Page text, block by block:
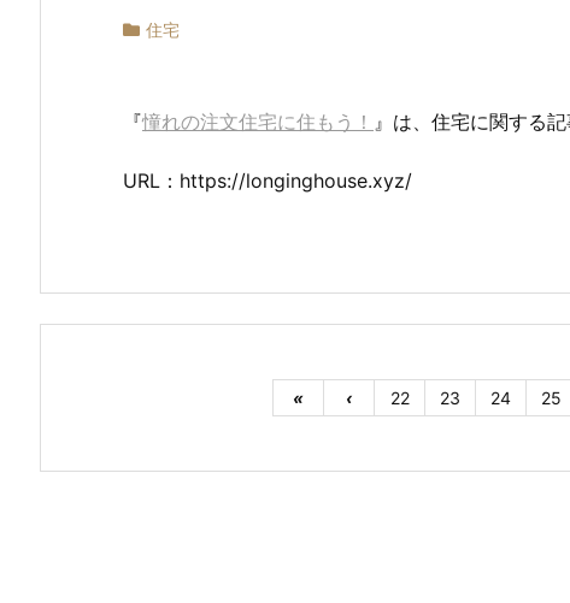
住宅
『憧れの注文住宅に住もう！ 』は、住宅に関する
URL：https://longinghouse.xyz/
« ‹ 22 23 24 25